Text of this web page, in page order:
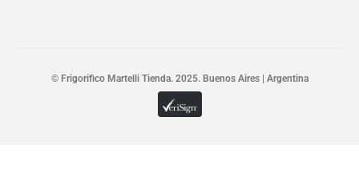
© Frigorifico Martelli Tienda. 2025. Buenos Aires | Argentina